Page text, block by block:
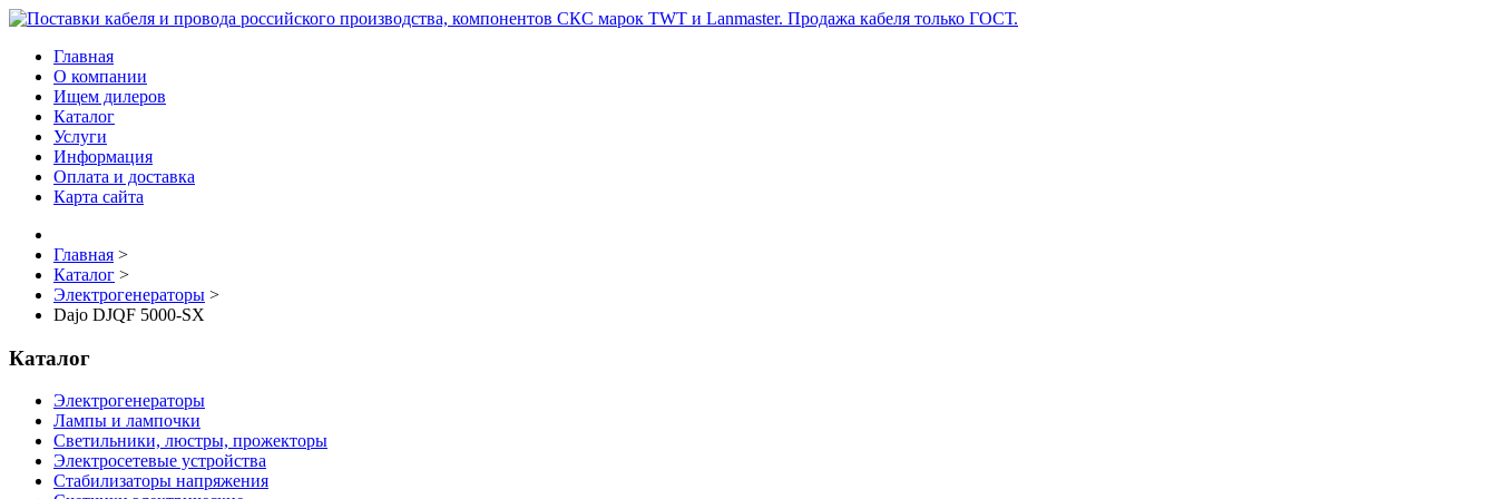
Главная
О компании
Ищем дилеров
Каталог
Услуги
Информация
Оплата и доставка
Карта сайта
Главная >
Каталог >
Электрогенераторы >
Dajo DJQF 5000-SX
Каталог
Электрогенераторы
Лампы и лампочки
Светильники, люстры, прожекторы
Электросетевые устройства
Стабилизаторы напряжения